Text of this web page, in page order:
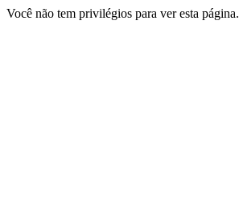
Você não tem privilégios para ver esta página.